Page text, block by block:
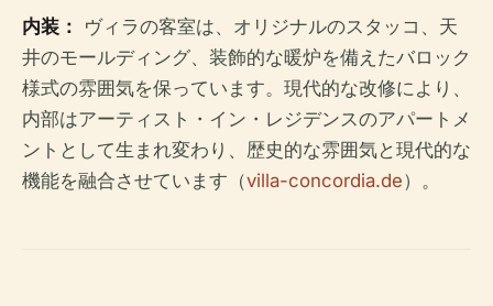
内装：
ヴィラの客室は、オリジナルのスタッコ、天
井のモールディング、装飾的な暖炉を備えたバロック
様式の雰囲気を保っています。現代的な改修により、
内部はアーティスト・イン・レジデンスのアパートメ
ントとして生まれ変わり、歴史的な雰囲気と現代的な
機能を融合させています（villa-concordia.de）。